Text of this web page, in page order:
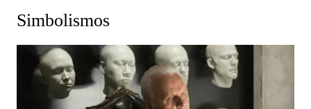
Simbolismos